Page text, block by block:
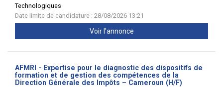
Technologiques
Date limite de candidature : 28/08/2026 13:21
Voir l'annonce
AFMRI - Expertise pour le diagnostic des dispositifs de
formation et de gestion des compétences de la
Direction Générale des Impôts – Cameroun (H/F)